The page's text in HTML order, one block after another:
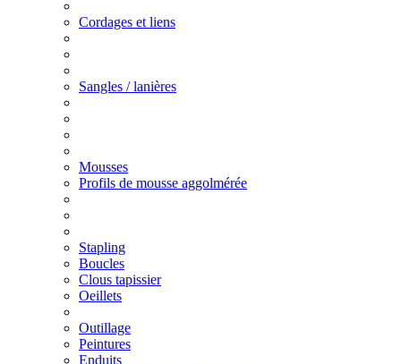
Cordages et liens
Sangles / lanières
Mousses
Profils de mousse aggolmérée
Stapling
Boucles
Clous tapissier
Oeillets
Outillage
Peintures
Enduits